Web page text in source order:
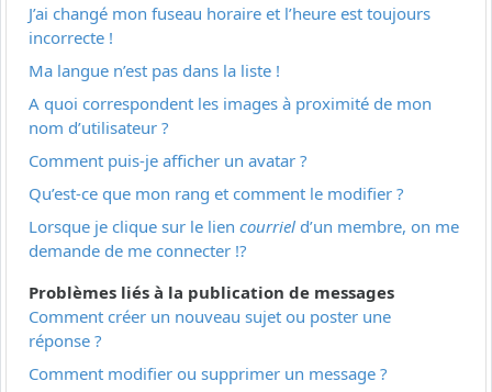
J’ai changé mon fuseau horaire et l’heure est toujours
incorrecte !
Ma langue n’est pas dans la liste !
A quoi correspondent les images à proximité de mon
nom d’utilisateur ?
Comment puis-je afficher un avatar ?
Qu’est-ce que mon rang et comment le modifier ?
Lorsque je clique sur le lien courriel d’un membre, on me
demande de me connecter !?
Problèmes liés à la publication de messages
Comment créer un nouveau sujet ou poster une
réponse ?
Comment modifier ou supprimer un message ?